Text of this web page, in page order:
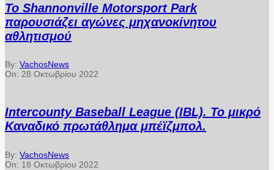
Το Shannonville Motorsport Park
παρουσιάζει αγώνες μηχανοκίνητου
αθλητισμού
By: VachosNews
On: 28 Οκτωβρίου 2022
Intercounty Baseball League (IBL). Το μικρό
Καναδικό πρωτάθλημα μπέϊζμπολ.
By: VachosNews
On: 18 Οκτωβρίου 2022